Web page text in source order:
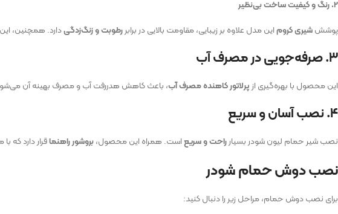
۲. رنگ و کیفیت ساخت بی‌نظیر
پوشششیری کروماین مدل علاوه بر زیبایی، مقاومت بالایی در برابررطوبت و زنگ‌زدگیدارد. همچنین، این
۳. صرفه‌جویی در مصرف آب
این محصول با بهره‌گیری از پرلاتور کاهنده مصرف آب، باعث کاهش هدررفت آب و مصرف بهینه آن
۴. نصب آسان و سریع
نصب شیر حمام لیون شودر بسیارراحت و سریعاست. همراه این محصول،بروشور راهنماقرار دارد که
نصب دوش حمام شودر
برای نصب دوش حمام، مراحل زیر را دنبال کنید: